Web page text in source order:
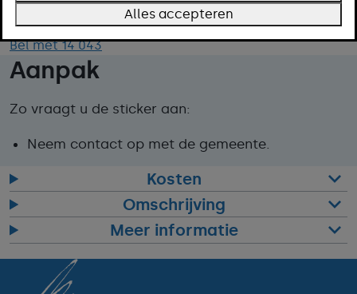
sticker op bij de gemeente.
Bel met 14 043
Aanpak
Zo vraagt u de sticker aan:
Neem contact op met de gemeente.
Kosten
Omschrijving
Meer informatie
Alles accepteren